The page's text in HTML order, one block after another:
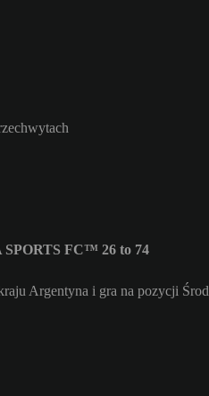
SPORTS FC™ 26 to 74
Argentyna i gra na pozycji